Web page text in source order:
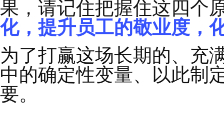
在开年盛会中，富兰
柯维博士最后一次访
果》，他说‘ 人生如果
预知。